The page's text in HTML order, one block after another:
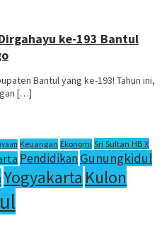
ke-193 Bantul
Bantul yang ke-193! Tahun ini,
[…]
Keuangan Ekonomi Sri Sultan HB X
PendidikanGunungkidul
Yogyakarta Kulon